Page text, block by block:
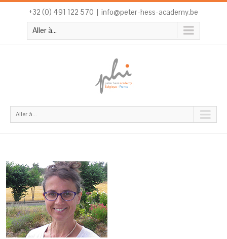
+32 (0) 491 122 570 | info@peter-hess-academy.be
Aller à...
Aller à...